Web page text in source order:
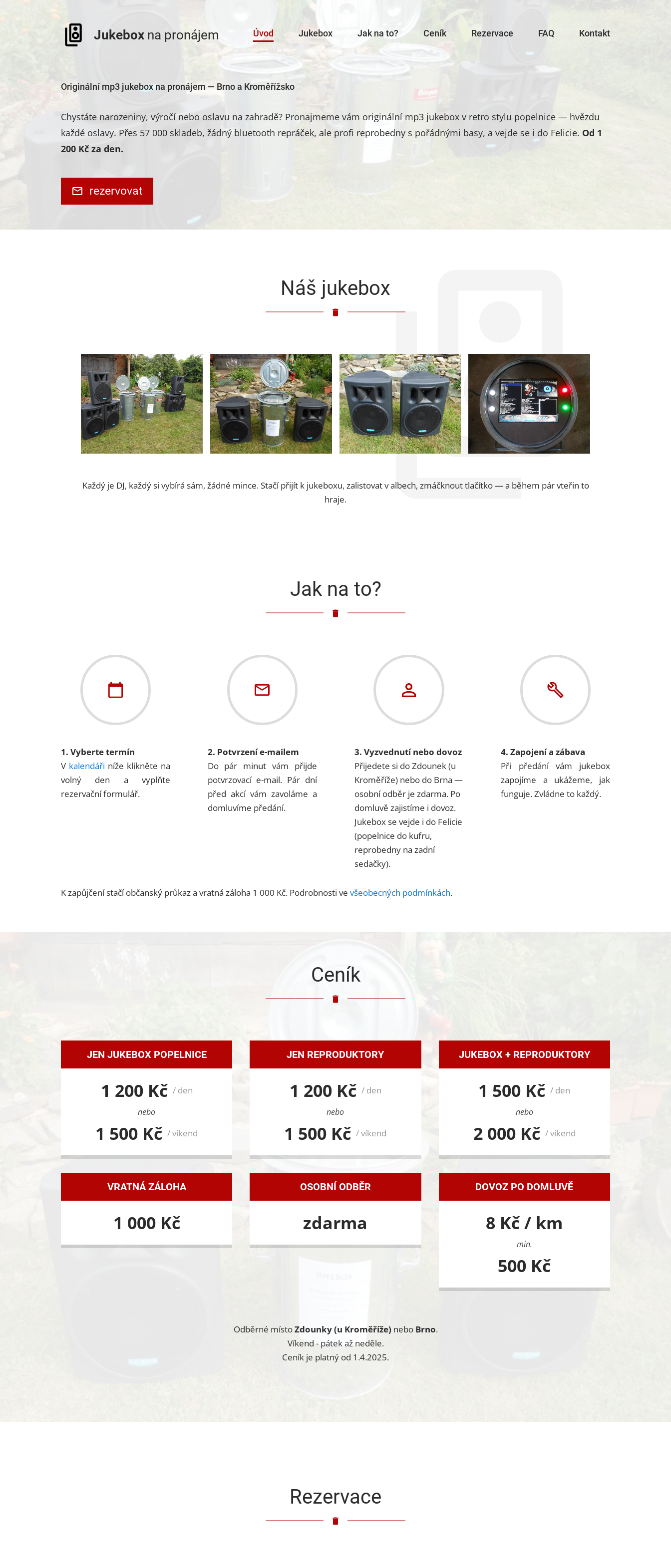
Jukebox na pronájem Úvod Jukebox Jak na to? Ceník Rezervace FAQ Kontakt
Originální mp3 jukebox na pronájem — Brno a Kroměřížsko
Chystáte narozeniny, výročí nebo oslavu na zahradě? Pronajmeme vám originální mp3 jukebox v retro stylu popelnice — hvězdu
každé oslavy. Přes 57 000 skladeb, žádný bluetooth repráček, ale profi reprobedny s pořádnými basy, a vejde se i do Felicie. Od 1
200 Kč za den.
rezervovat
Náš jukebox
Každý je DJ, každý si vybírá sám, žádné mince. Stačí přijít k jukeboxu, zalistovat v albech, zmáčknout tlačítko — a během pár vteřin to
hraje.
Jak na to?
1. Vyberte termín
V kalendáři níže klikněte na
volný den a vyplňte
rezervační formulář.
2. Potvrzení e-mailem
Do pár minut vám přijde
potvrzovací e-mail. Pár dní
před akcí vám zavoláme a
domluvíme předání.
3. Vyzvednutí nebo dovoz
Přijedete si do Zdounek (u
Kroměříže) nebo do Brna —
osobní odběr je zdarma. Po
domluvě zajistíme i dovoz.
Jukebox se vejde i do Felicie
(popelnice do kufru,
reprobedny na zadní
sedačky).
4. Zapojení a zábava
Při předání vám jukebox
zapojíme a ukážeme, jak
funguje. Zvládne to každý.
K zapůjčení stačí občanský průkaz a vratná záloha 1 000 Kč. Podrobnosti ve všeobecných podmínkách.
Ceník
JEN JUKEBOX POPELNICE
1 200 Kč / den
nebo
1 500 Kč / víkend
JEN REPRODUKTORY
1 200 Kč / den
nebo
1 500 Kč / víkend
JUKEBOX + REPRODUKTORY
1 500 Kč / den
nebo
2 000 Kč / víkend
VRATNÁ ZÁLOHA
1 000 Kč
OSOBNÍ ODBĚR
zdarma
DOVOZ PO DOMLUVĚ
8 Kč / km
min.
500 Kč
Odběrné místoZdounky (u Kroměříže) nebo Brno.
Víkend - pátek až neděle.
Ceník je platný od 1.4.2025.
Rezervace